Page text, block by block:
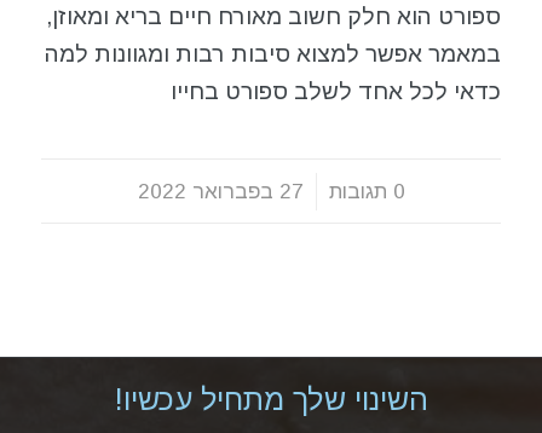
ספורט הוא חלק חשוב מאורח חיים בריא ומאוזן,
במאמר אפשר למצוא סיבות רבות ומגוונות למה
כדאי לכל אחד לשלב ספורט בחייו
0 תגובות
/ 27 בפברואר 2022
השינוי שלך מתחיל עכשיו!